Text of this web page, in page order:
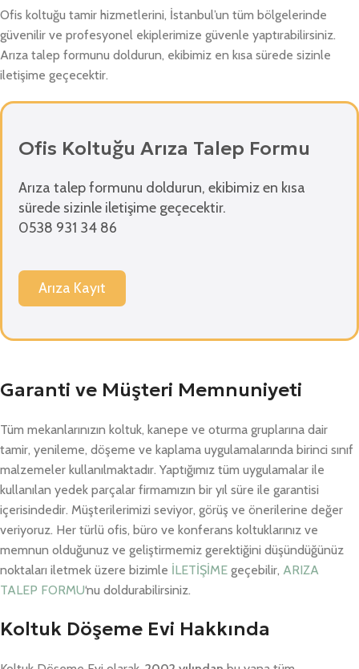
Ofis koltuğu tamir hizmetlerini, İstanbul’un tüm bölgelerinde
güvenilir ve profesyonel ekiplerimize güvenle yaptırabilirsiniz.
Arıza talep formunu doldurun, ekibimiz en kısa sürede sizinle
iletişime geçecektir.
Ofis Koltuğu Arıza Talep Formu
Arıza talep formunu doldurun, ekibimiz en kısa
sürede sizinle iletişime geçecektir.
0538 931 34 86
Arıza Kayıt
Garanti ve Müşteri Memnuniyeti
Tüm mekanlarınızın koltuk, kanepe ve oturma gruplarına dair
tamir, yenileme, döşeme ve kaplama uygulamalarında birinci sınıf
malzemeler kullanılmaktadır. Yaptığımız tüm uygulamalar ile
kullanılan yedek parçalar firmamızın bir yıl süre ile garantisi
içerisindedir. Müşterilerimizi seviyor, görüş ve önerilerine değer
veriyoruz. Her türlü ofis, büro ve konferans koltuklarınız ve
memnun olduğunuz ve geliştirmemiz gerektiğini düşündüğünüz
noktaları iletmek üzere bizimle İLETİŞİME geçebilir, ARIZA
TALEP FORMU‘nu doldurabilirsiniz.
Koltuk Döşeme Evi Hakkında